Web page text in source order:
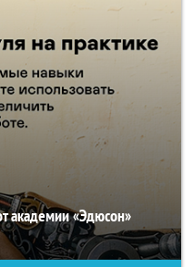
академии «Эдюсон»